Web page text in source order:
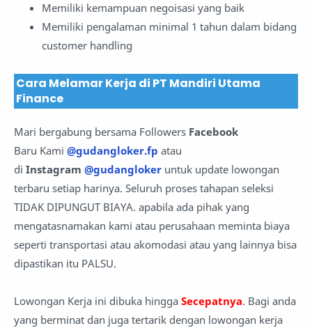
Memiliki kemampuan negoisasi yang baik
Memiliki pengalaman minimal 1 tahun dalam bidang
customer handling
Cara Melamar Kerja di PT Mandiri Utama
Finance
Mari bergabung bersama Followers Facebook
Baru Kami @gudangloker.fp atau
di Instagram @gudangloker untuk update lowongan
terbaru setiap harinya. Seluruh proses tahapan seleksi
TIDAK DIPUNGUT BIAYA. apabila ada pihak yang
mengatasnamakan kami atau perusahaan meminta biaya
seperti transportasi atau akomodasi atau yang lainnya bisa
dipastikan itu PALSU.
Lowongan Kerja ini dibuka hingga Secepatnya. Bagi anda
yang berminat dan juga tertarik dengan lowongan kerja